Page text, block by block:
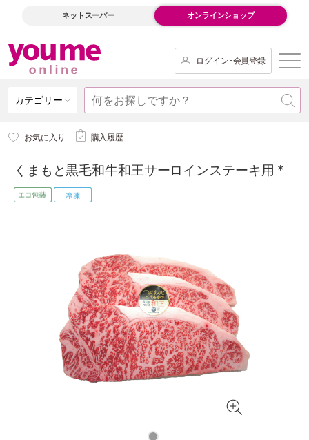
ネットスーパー オンラインショップ
ログイン･会員登録
カテゴリー
お気に入り 購入履歴
くまもと黒毛和牛和王サーロインステーキ用 *